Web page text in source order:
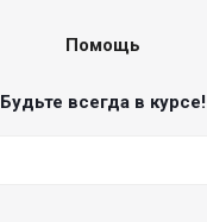
Помощь
Будьте всегда в курсе!